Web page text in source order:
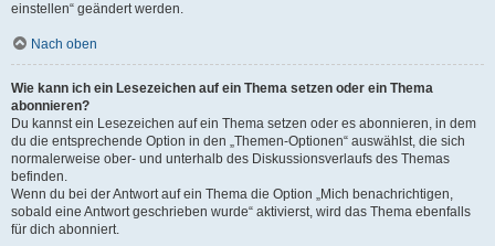
einstellen“ geändert werden.
Nach oben
Wie kann ich ein Lesezeichen auf ein Thema setzen oder ein Thema
abonnieren?
Du kannst ein Lesezeichen auf ein Thema setzen oder es abonnieren, in dem
du die entsprechende Option in den „Themen-Optionen“ auswählst, die sich
normalerweise ober- und unterhalb des Diskussionsverlaufs des Themas
befinden.
Wenn du bei der Antwort auf ein Thema die Option „Mich benachrichtigen,
sobald eine Antwort geschrieben wurde“ aktivierst, wird das Thema ebenfalls
für dich abonniert.